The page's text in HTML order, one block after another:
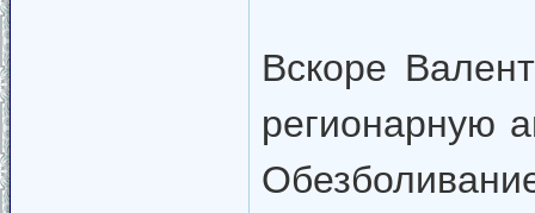
Вскоре
регионарную